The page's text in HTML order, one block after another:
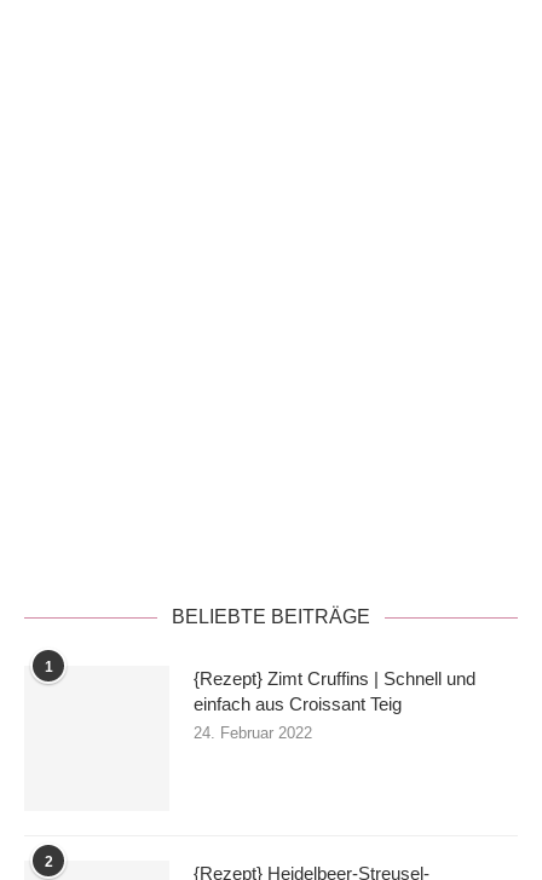
BELIEBTE BEITRÄGE
1
{Rezept} Zimt Cruffins | Schnell und
einfach aus Croissant Teig
24. Februar 2022
2
{Rezept} Heidelbeer-Streusel-